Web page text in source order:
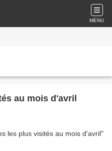
MENU
au mois d'avril